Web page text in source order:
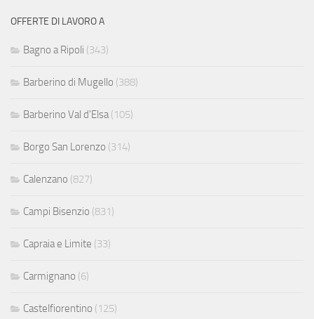
OFFERTE DI LAVORO A
Bagno a Ripoli (343)
Barberino di Mugello (388)
Barberino Val d'Elsa(105)
Borgo San Lorenzo (314)
Calenzano (827)
Campi Bisenzio (831)
Capraia e Limite (33)
Carmignano (6)
Castelfiorentino (125)